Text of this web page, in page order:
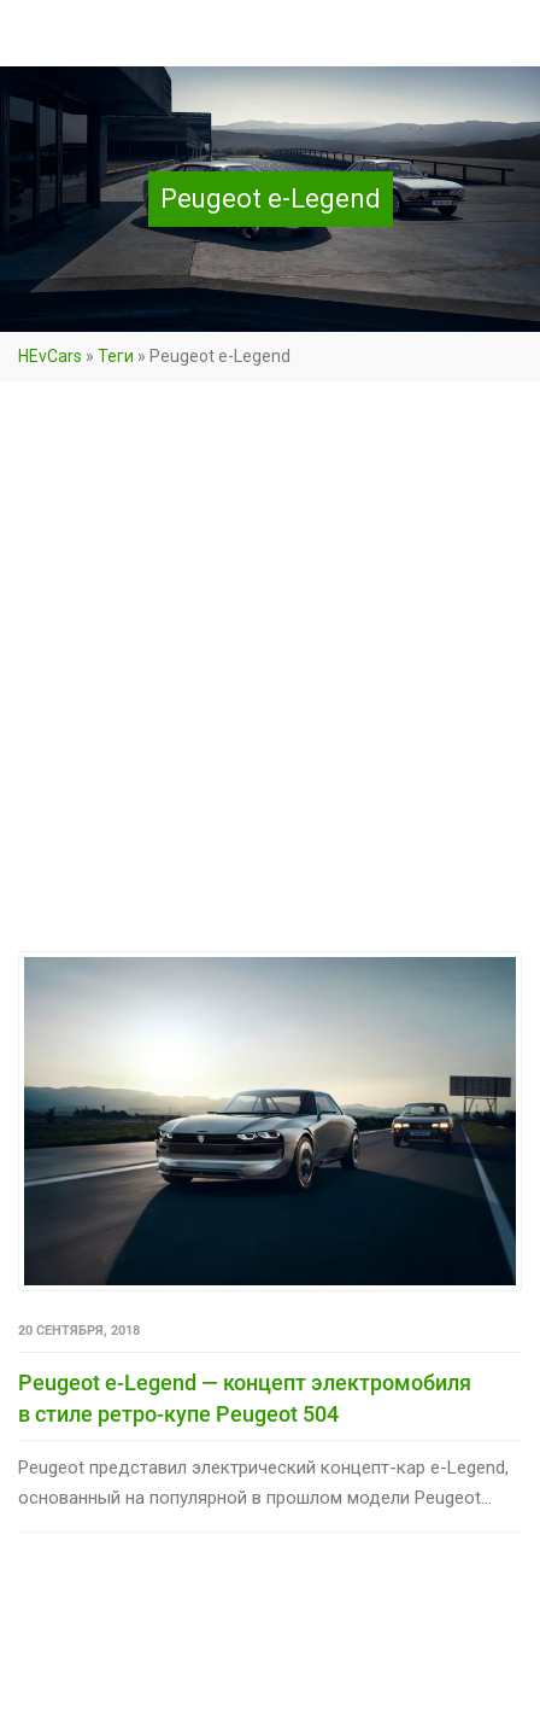
Peugeot e-Legend
HEvCars » Теги » Peugeot e-Legend
20 СЕНТЯБРЯ, 2018
Peugeot e-Legend — концепт электромобиля
в стиле ретро-купе Peugeot 504
Peugeot представил электрический концепт-кар e-Legend,
основанный на популярной в прошлом модели Peugeot...